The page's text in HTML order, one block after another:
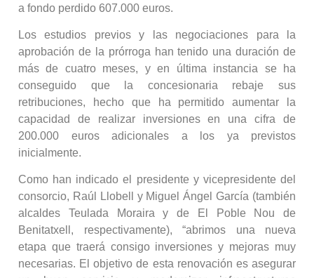
a fondo perdido 607.000 euros.
Los estudios previos y las negociaciones para la
aprobación de la prórroga han tenido una duración de
más de cuatro meses, y en última instancia se ha
conseguido que la concesionaria rebaje sus
retribuciones, hecho que ha permitido aumentar la
capacidad de realizar inversiones en una cifra de
200.000 euros adicionales a los ya previstos
inicialmente.
Como han indicado el presidente y vicepresidente del
consorcio, Raúl Llobell y Miguel Ángel García (también
alcaldes Teulada Moraira y de El Poble Nou de
Benitatxell, respectivamente), “abrimos una nueva
etapa que traerá consigo inversiones y mejoras muy
necesarias. El objetivo de esta renovación es asegurar